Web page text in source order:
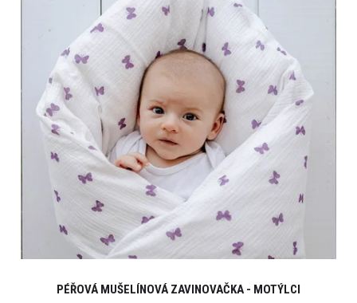
PÉŘOVÁ MUŠELÍNOVÁ ZAVINOVAČKA - MOTÝLCI